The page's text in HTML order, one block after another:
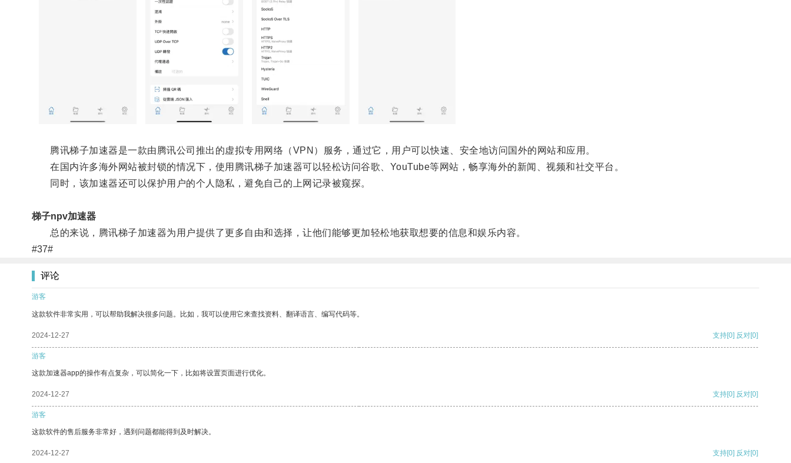
腾讯梯子加速器是一款由腾讯公司推出的虚拟专用网络（VPN）服务，通过它，用户可以快速、安全地访问国外的网站和应用。
在国内许多海外网站被封锁的情况下，使用腾讯梯子加速器可以轻松访问谷歌、YouTube等网站，畅享海外的新闻、视频和社交平台。
同时，该加速器还可以保护用户的个人隐私，避免自己的上网记录被窥探。
梯子npv加速器
总的来说，腾讯梯子加速器为用户提供了更多自由和选择，让他们能够更加轻松地获取想要的信息和娱乐内容。
#37#
评论
游客
这款软件非常实用，可以帮助我解决很多问题。比如，我可以使用它来查找资料、翻译语言、编写代码等。
2024-12-27 支持[0] 反对[0]
游客
这款加速器app的操作有点复杂，可以简化一下，比如将设置页面进行优化。
2024-12-27 支持[0] 反对[0]
游客
这款软件的售后服务非常好，遇到问题都能得到及时解决。
2024-12-27 支持[0] 反对[0]